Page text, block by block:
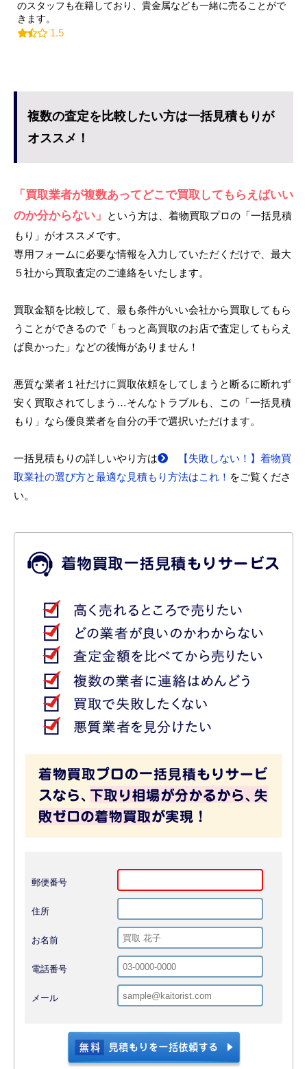
のスタッフも在籍しており、貴金属なども一緒に売ることがで
きます。
1.5
複数の査定を比較したい方は一括見積もりが
オススメ！
「買取業者が複数あってどこで買取してもらえばいい
のか分からない」
という方は、着物買取プロの「一括見積
もり」がオススメです。
専用フォームに必要な情報を入力していただくだけで、最大
５社から買取査定のご連絡をいたします。
買取金額を比較して、最も条件がいい会社から買取してもら
うことができるので「もっと高買取のお店で査定してもらえ
ば良かった」などの後悔がありません！
悪質な業者１社だけに買取依頼をしてしまうと断るに断れず
安く買取されてしまう…そんなトラブルも、この「一括見積
もり」なら優良業者を自分の手で選択いただけます。
一括見積もりの詳しいやり方は
【失敗しない！】着物買
取業社の選び方と最適な見積もり方法はこれ！ をご覧くださ
い。
郵便番号
住所
お名前
電話番号
メール